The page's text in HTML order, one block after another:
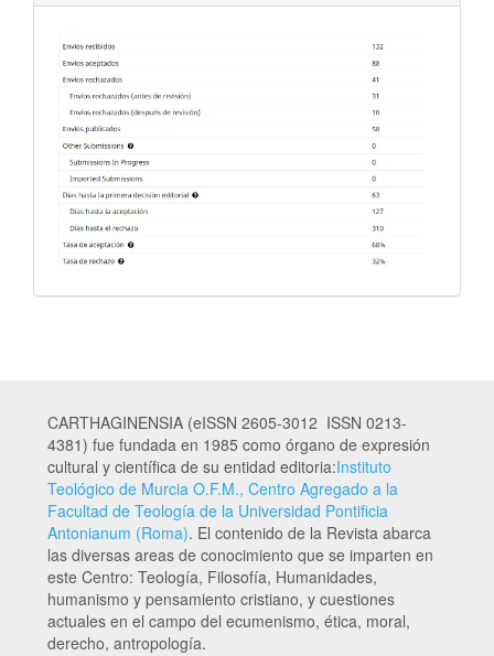
CARTHAGINENSIA (eISSN 2605-3012 ISSN 0213-
4381) fue fundada en 1985 como órgano de expresión
cultural y científica de su entidad editoria:Instituto
Teológico de Murcia O.F.M., Centro Agregado a la
Facultad de Teología de la Universidad Pontificia
Antonianum (Roma). El contenido de la Revista abarca
las diversas areas de conocimiento que se imparten en
este Centro: Teología, Filosofía, Humanidades,
humanismo y pensamiento cristiano, y cuestiones
actuales en el campo del ecumenismo, ética, moral,
derecho, antropología.